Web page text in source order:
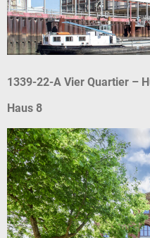
1339-22-A Vier Quartier –
Haus 8